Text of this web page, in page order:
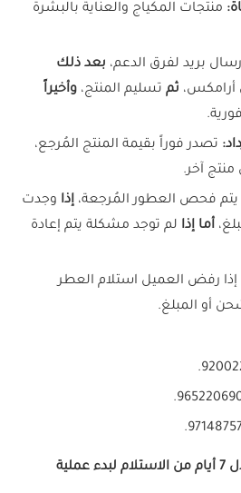
منتجات المكياج والعناية بالبشرة
بريد لفرق الدعم، بعد ذلك
ثم تسليم المنتج، وأخيراً
تصدر فوراً بقيمة المنتج المُرجع،
منتج آخر.
يتم فحص العطور المُرجعة، إذا وجدت
أما إذا لم توجد مشكلة يتم إعادة
إذا رفض العميل استلام العطر
أو المبلغ.
يجب إبلاغ قولدن سنت خلال 7 أيام من الاستلام لبدء عملية